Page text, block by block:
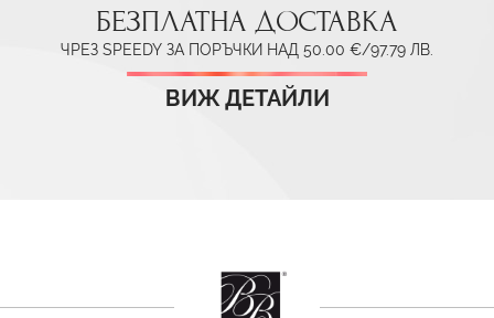
БЕЗПЛАТНА ДОСТАВКА
ЧРЕЗ SPEEDY ЗА ПОРЪЧКИ НАД 50.00 €/97.79 ЛВ.
ВИЖ ДЕТАЙЛИ